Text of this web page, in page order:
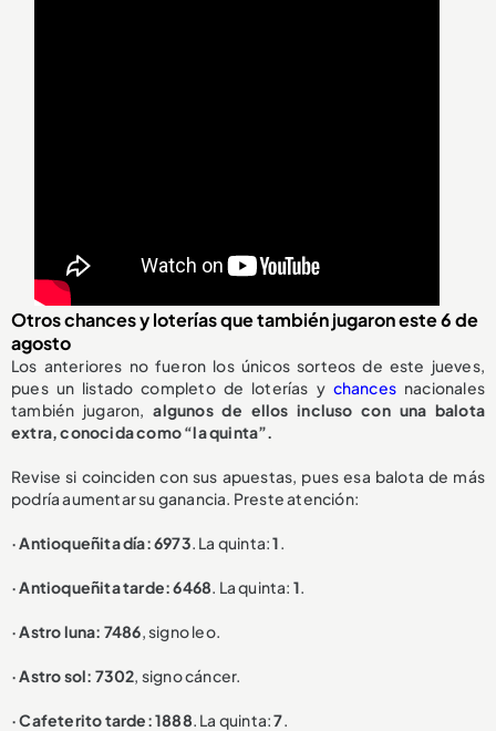
Otros chances y loterías que también jugaron este 6 de
agosto
Los anteriores no fueron los únicos sorteos de este jueves,
pues un listado completo de loterías y chances nacionales
también jugaron,algunos de ellos incluso con una balota
extra, conocida como “la quinta”.
Revise si coinciden con sus apuestas, pues esa balota de más
podría aumentar su ganancia. Preste atención:
· Antioqueñita día: 6973. La quinta:1.
· Antioqueñita tarde: 6468. La quinta: 1.
· Astro luna: 7486, signo leo.
· Astro sol: 7302, signo cáncer.
· Cafeterito tarde: 1888. La quinta:7.